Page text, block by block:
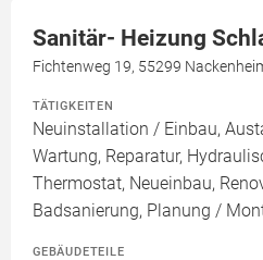
Sanitär- Heizung
Fichtenweg 19, 55299
TÄTIGKEITEN
Neuinstallation / Einbau,
Wartung, Reparatur,
Thermostat, Neueinbau,
Badsanierung, Planung /
GEBÄUDETEILE